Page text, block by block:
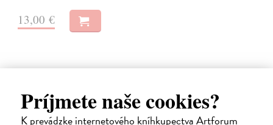
Príjmete naše cookies?
K prevádzke internetového kníhkupectva Artforum
13,00 €